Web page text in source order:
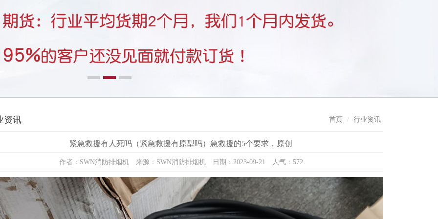
资讯 首页 行业资讯
紧急救援有人死吗（紧急救援有原型吗）急救援的5个要求，原创
作者：SWN消防排烟机 来源：SWN消防排烟机 日期：2023-09-21 人气：572